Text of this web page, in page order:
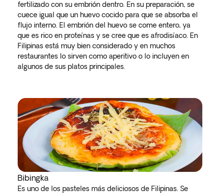
fertilizado con su embrión dentro. En su preparación, se
cuece igual que un huevo cocido para que se absorba el
flujo interno. El embrión del huevo se come entero, ya
que es rico en proteínas y se cree que es afrodisíaco. En
Filipinas está muy bien considerado y en muchos
restaurantes lo sirven como aperitivo o lo incluyen en
algunos de sus platos principales.
Bibingka
Es uno de los pasteles más deliciosos de Filipinas. Se